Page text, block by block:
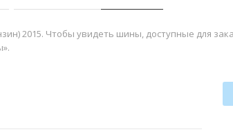
2015. Чтобы увидеть шины, доступные для